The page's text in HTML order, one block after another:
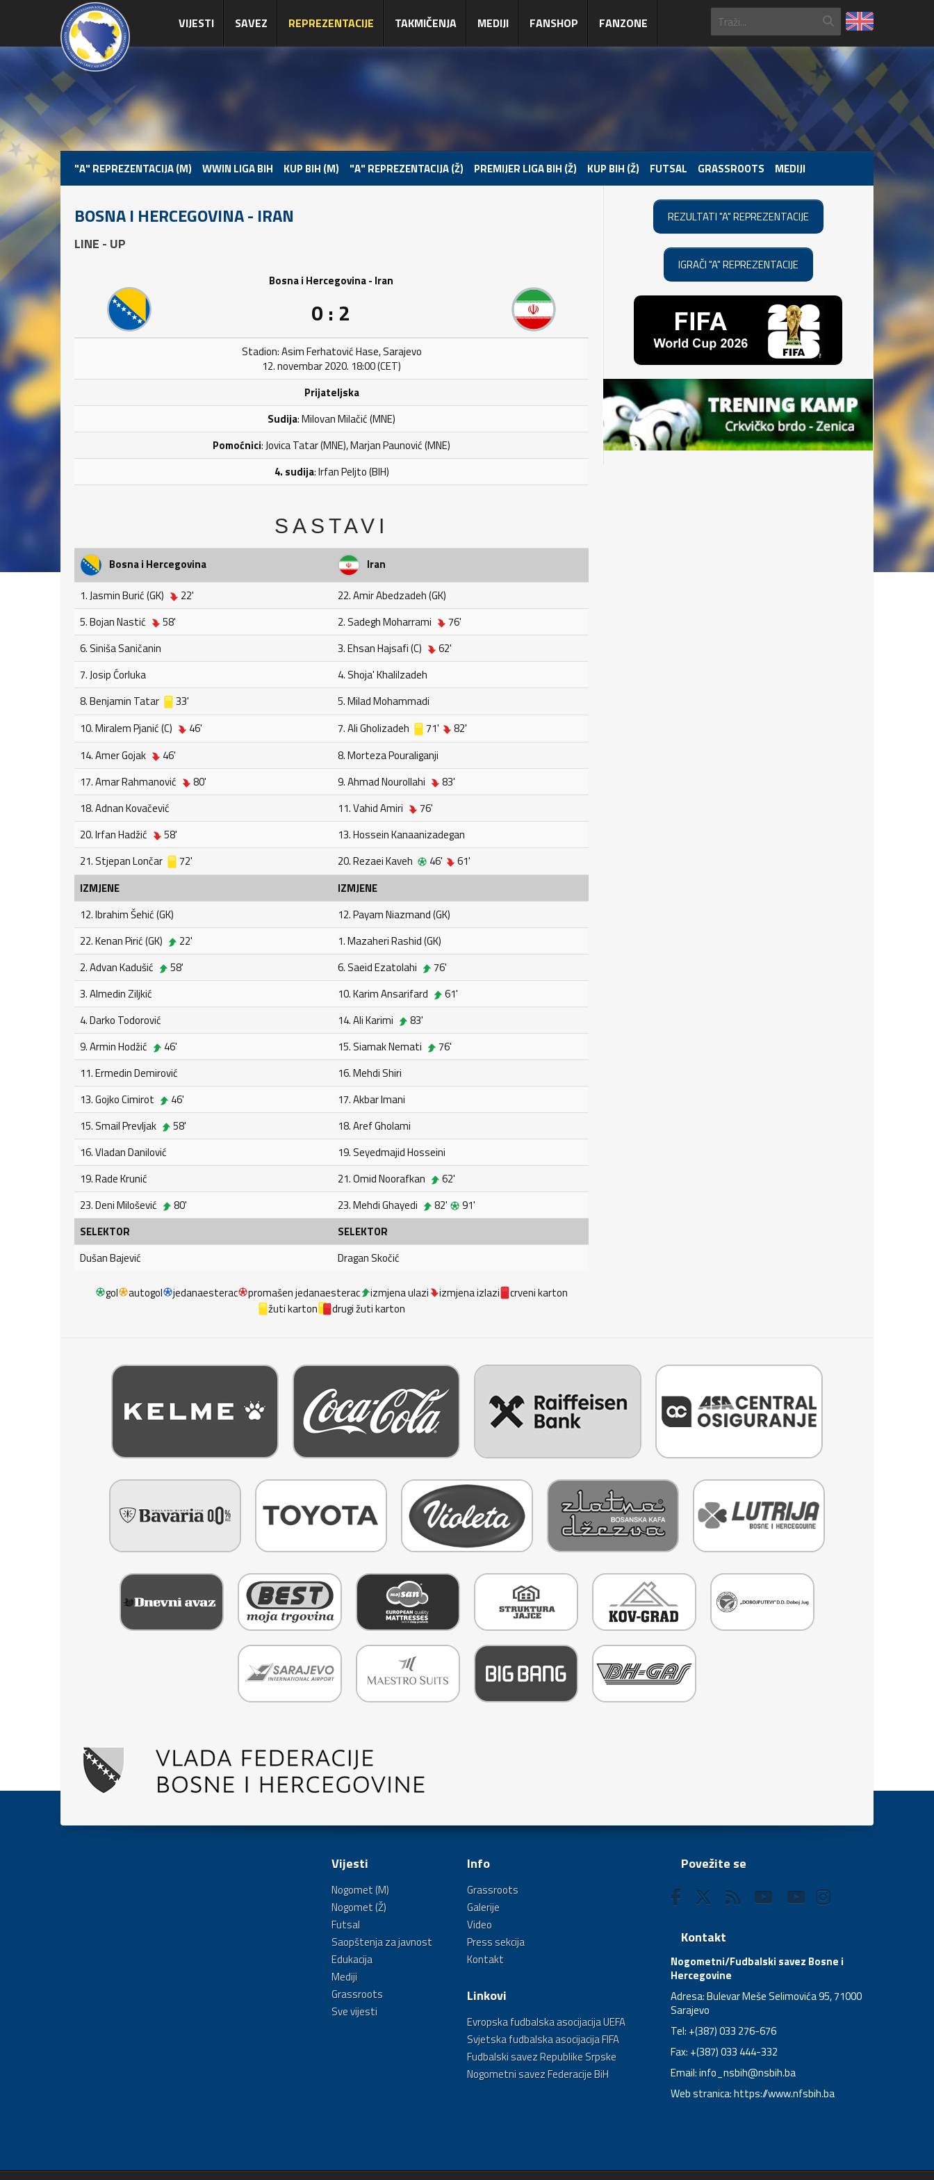
VIJESTI SAVEZ REPREZENTACIJE TAKMIČENJA MEDIJI FANSHOP FANZONE
"A" REPREZENTACIJA (M) WWIN LIGA BIH KUP BIH (M) "A" REPREZENTACIJA (Ž) PREMIJER LIGA BIH (Ž) KUP BIH (Ž) FUTSAL GRASSROOTS MEDIJI
BOSNA I HERCEGOVINA - IRAN
LINE - UP
Bosna i Hercegovina - Iran
0 : 2
Stadion: Asim Ferhatović Hase, Sarajevo
12. novembar 2020. 18:00 (CET)
Prijateljska
Sudija: Milovan Milačić (MNE)
Pomoćnici: Jovica Tatar (MNE), Marjan Paunović (MNE)
4. sudija: Irfan Peljto (BIH)
SASTAVI
Bosna i Hercegovina
Iran
1. Jasmin Burić (GK)
22'
22. Amir Abedzadeh (GK)
5. Bojan Nastić
58' 2. Sadegh Moharrami
76'
6. Siniša Saničanin
3. Ehsan Hajsafi (C)
62'
7. Josip Ćorluka
4. Shoja' Khalilzadeh
8. Benjamin Tatar
33'
5. Milad Mohammadi
10. Miralem Pjanić (C)
46' 7. Ali Gholizadeh 71'
82'
14. Amer Gojak
46'
8. Morteza Pouraliganji
17. Amar Rahmanović
80' 9. Ahmad Nourollahi
83'
18. Adnan Kovačević
11. Vahid Amiri
76'
20. Irfan Hadžić
58'
13. Hossein Kanaanizadegan
21. Stjepan Lončar
72' 20. Rezaei Kaveh 46'
61'
IZMJENE
IZMJENE
12. Ibrahim Šehić (GK)
12. Payam Niazmand (GK)
22. Kenan Pirić (GK)
22'
1. Mazaheri Rashid (GK)
2. Advan Kadušić
58' 6. Saeid Ezatolahi
76'
3. Almedin Ziljkić
10. Karim Ansarifard
61'
4. Darko Todorović
14. Ali Karimi
83'
9. Armin Hodžić
46' 15. Siamak Nemati
76'
11. Ermedin Demirović
16. Mehdi Shiri
13. Gojko Cimirot
46'
17. Akbar Imani
15. Smail Prevljak
58'
18. Aref Gholami
16. Vladan Danilović
19. Seyedmajid Hosseini
19. Rade Krunić
21. Omid Noorafkan
62'
23. Deni Milošević
80' 23. Mehdi Ghayedi 82'
91'
SELEKTOR
SELEKTOR
Dušan Bajević
Dragan Skočić
gol autogol jedanaesterac promašen jedanaesterac izmjena ulazi izmjena izlazi
crveni karton
žuti karton
drugi žuti karton
REZULTATI "A" REPREZENTACIJE
IGRAČI "A" REPREZENTACIJE
Vijesti
Nogomet (M)
Nogomet (Ž)
Futsal
Saopštenja za javnost
Edukacija
Mediji
Grassroots
Sve vijesti
Info
Grassroots
Galerije
Video
Press sekcija
Kontakt
Linkovi
Evropska fudbalska asocijacija UEFA
Svjetska fudbalska asocijacija FIFA
Fudbalski savez Republike Srpske
Nogometni savez Federacije BiH
Povežite se
Kontakt
Nogometni/Fudbalski savez Bosne i
Hercegovine
Adresa: Bulevar Meše Selimovića 95, 71000
Sarajevo
Tel: +(387) 033 276-676
Fax: +(387) 033 444-332
Email:info_nsbih@nsbih.ba
Web stranica: https://www.nfsbih.ba